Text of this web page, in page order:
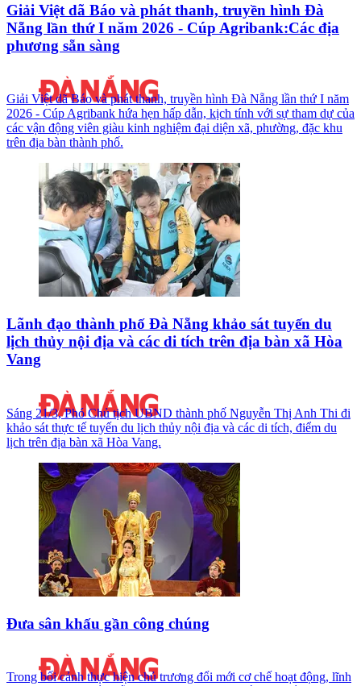
Giải Việt dã Báo và phát thanh, truyền hình Đà
Nẵng lần thứ I năm 2026 - Cúp Agribank:Các địa
phương sẵn sàng
Giải Việt dã Báo và phát thanh, truyền hình Đà Nẵng lần thứ I năm
2026 - Cúp Agribank hứa hẹn hấp dẫn, kịch tính với sự tham dự của
các vận động viên giàu kinh nghiệm đại diện xã, phường, đặc khu
trên địa bàn thành phố.
Lãnh đạo thành phố Đà Nẵng khảo sát tuyến du
lịch thủy nội địa và các di tích trên địa bàn xã Hòa
Vang
Sáng 21/3, Phó Chủ tịch UBND thành phố Nguyễn Thị Anh Thi đi
khảo sát thực tế tuyến du lịch thủy nội địa và các di tích, điểm du
lịch trên địa bàn xã Hòa Vang.
Đưa sân khấu gần công chúng
Trong bối cảnh thực hiện chủ trương đổi mới cơ chế hoạt động, lĩnh